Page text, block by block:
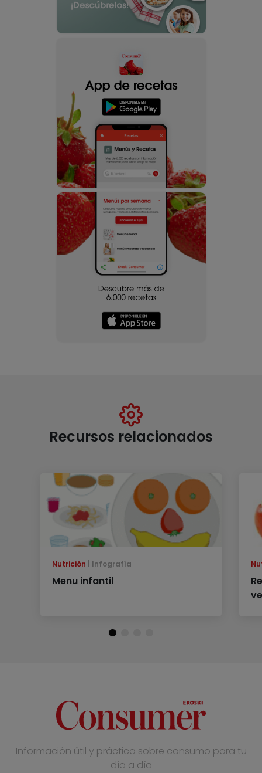
Recursos relacionados
Nutrición Infografía
Menu infantil
Información útil y práctica sobre consumo para tu
día a día